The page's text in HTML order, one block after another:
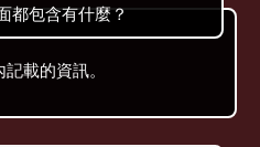
都包含有什麼？
載的資訊。